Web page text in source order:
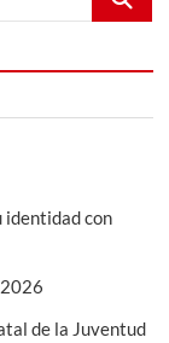
identidad con
de la Juventud